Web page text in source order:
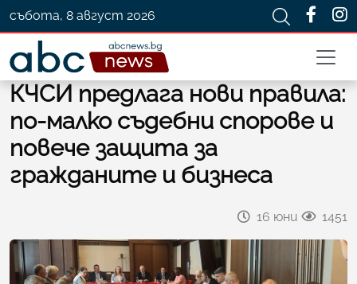
събота, 8 август 2026
КЧСИ предлага нови правила:
по-малко съдебни спорове и
повече защита за
гражданите и бизнеса
16 юни 1451